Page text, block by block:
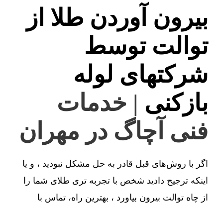
بیرون آوردن طلا از
توالت توسط
شرکتهای لوله
بازکنی | خدمات
فنی آچاگ در مهران
اگر با روش‌های قبل قادر به حل مشکل نبودید ، و یا
اینکه ترجیح دادید شخص با تجربه تری طلای شما را
از چاه توالت بیرون بیاورد ، بهترین راه، تماس با